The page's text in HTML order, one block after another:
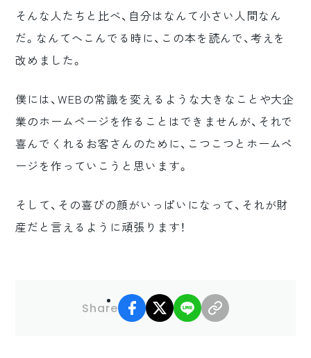
そんな人たちと比べ、自分はなんて小さい人間なん
だ。なんてへこんでる時に、この本を読んで、考えを
改めました。
僕には、WEBの常識を変えるような大きなことや大企
業のホームページを作ることはできませんが、それで
喜んでくれるお客さんのために、こつこつとホームペ
ージを作っていこうと思います。
そして、その喜びの顔がいっぱいになって、それが財
産だと言えるように頑張ります！
Share
facebook
X LINE